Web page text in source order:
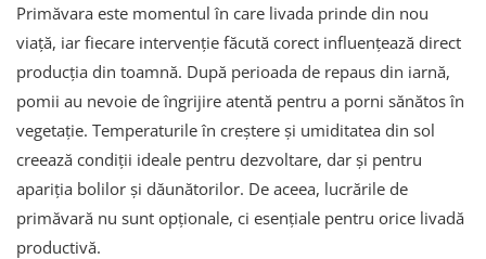
Primăvara este momentul în care livada prinde din nou
viață, iar fiecare intervenție făcută corect influențează direct
producția din toamnă. După perioada de repaus din iarnă,
pomii au nevoie de îngrijire atentă pentru a porni sănătos în
vegetație. Temperaturile în creștere și umiditatea din sol
creează condiții ideale pentru dezvoltare, dar și pentru
apariția bolilor și dăunătorilor. De aceea, lucrările de
primăvară nu sunt opționale, ci esențiale pentru orice livadă
productivă.